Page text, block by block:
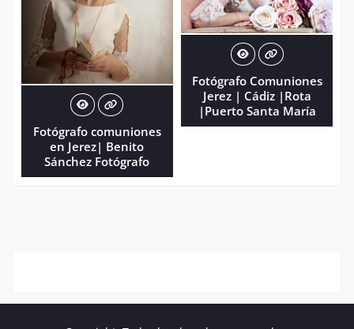
Fotógrafo comuniones
en Jerez| Benito
Sánchez Fotógrafo
Fotógrafo Comuniones
Jerez | Cádiz |Rota
|Puerto Santa María